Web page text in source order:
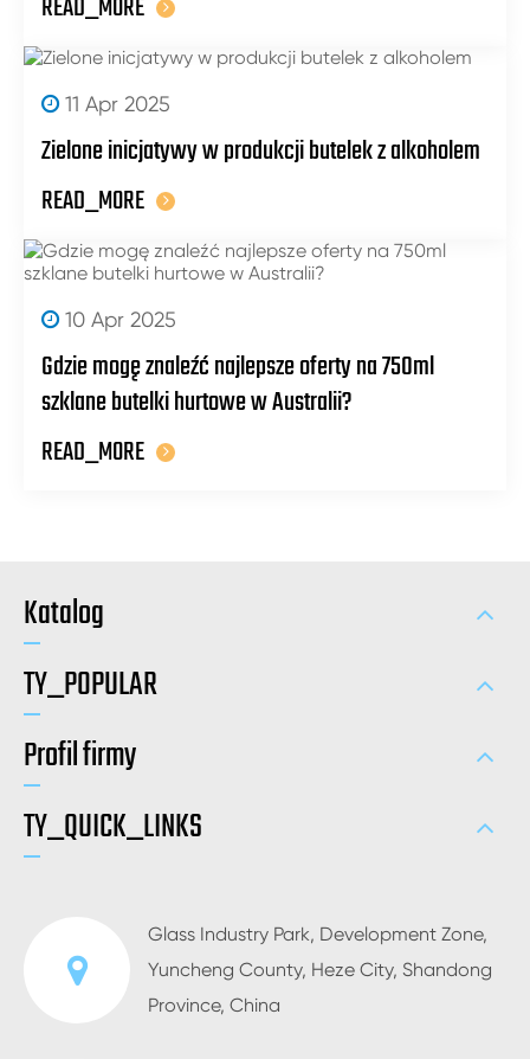
READ_MORE
11 Apr 2025
Zielone inicjatywy w produkcji butelek z alkoholem
READ_MORE
10 Apr 2025
Gdzie mogę znaleźć najlepsze oferty na 750ml
szklane butelki hurtowe w Australii?
READ_MORE
Katalog
TY_POPULAR
Profil firmy
TY_QUICK_LINKS
Glass Industry Park, Development Zone,
Yuncheng County, Heze City, Shandong
Province, China